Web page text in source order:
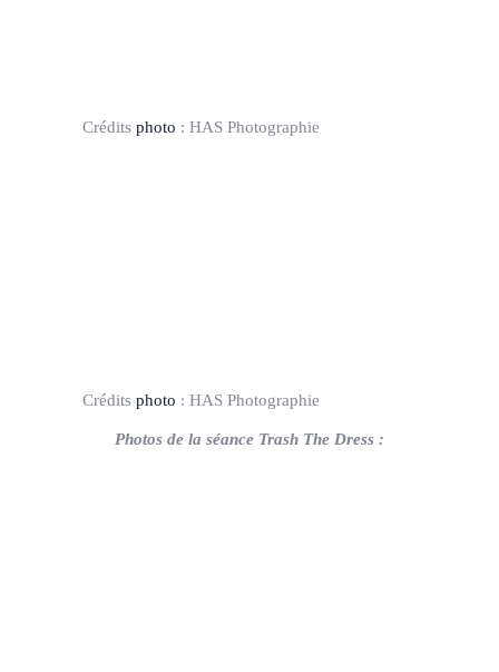
Crédits photo : HAS Photographie
Crédits photo : HAS Photographie
Photos de la séance Trash The Dress :